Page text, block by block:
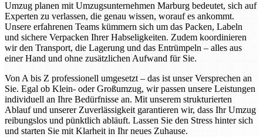
Umzug planen mit Umzugsunternehmen Marburg bedeutet, sich auf
Experten zu verlassen, die genau wissen, worauf es ankommt.
Unsere erfahrenen Teams kümmern sich um das Packen, Labeln
und sichere Verpacken Ihrer Habseligkeiten. Zudem koordinieren
wir den Transport, die Lagerung und das Entrümpeln – alles aus
einer Hand und ohne zusätzlichen Aufwand für Sie.
Von A bis Z professionell umgesetzt – das ist unser Versprechen an
Sie. Egal ob Klein- oder Großumzug, wir passen unsere Leistungen
individuell an Ihre Bedürfnisse an. Mit unserem strukturierten
Ablauf und unserer Zuverlässigkeit garantieren wir, dass Ihr Umzug
reibungslos und pünktlich abläuft. Lassen Sie den Stress hinter sich
und starten Sie mit Klarheit in Ihr neues Zuhause.